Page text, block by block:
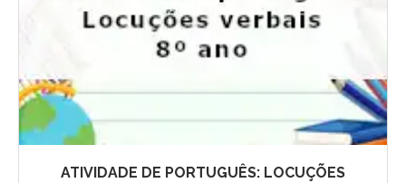
ATIVIDADE DE PORTUGUÊS: LOCUÇÕES